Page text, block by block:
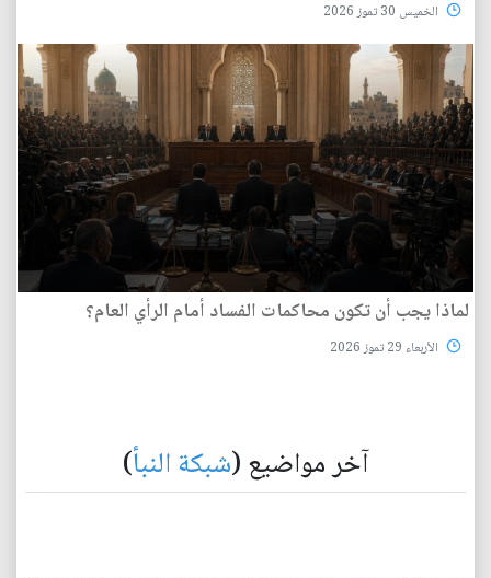
الخميس 30 تموز 2026
لماذا يجب أن تكون محاكمات الفساد أمام الرأي العام؟
الأربعاء 29 تموز 2026
آخر مواضيع (شبكة النبأ)